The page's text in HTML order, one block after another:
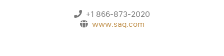
+1 866-873-2020
www.saq.com